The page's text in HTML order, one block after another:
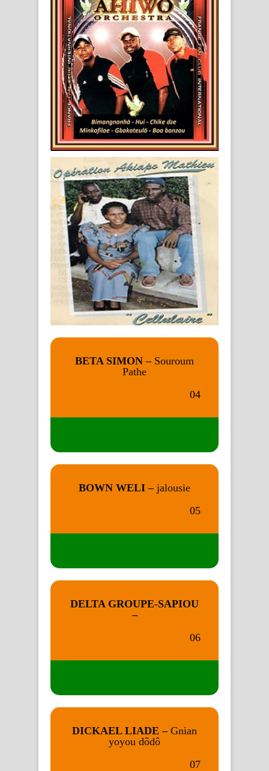
BETA SIMON – Souroum
Pathe
04
BOWN WELI – jalousie
05
DELTA GROUPE-SAPIOU
–
06
DICKAEL LIADE – Gnian
yoyou dôdô
07